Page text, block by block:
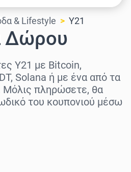
& Lifestyle Y21
Δώρου
Y21 με Bitcoin,
Solana ή με ένα από τα
Μόλις πληρώσετε, θα
του κουπονιού μέσω